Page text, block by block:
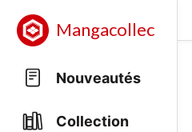
Mangacollec
Nouveautés
Collection